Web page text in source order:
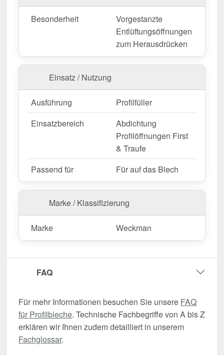
Besonderheit
Vorgestanzte
Entlüftungsöffnungen
zum Herausdrücken
Einsatz / Nutzung
Ausführung
Profilfüller
Einsatzbereich
Abdichtung
Profilöffnungen First
& Traufe
Passend für
Für auf das Blech
Marke / Klassifizierung
Marke Weckman
FAQ
Für mehr Informationen besuchen Sie unsere FAQ
für Profilbleche. Technische Fachbegriffe von A bis Z
erklären wir Ihnen zudem detailliert in unserem
Fachglossar.